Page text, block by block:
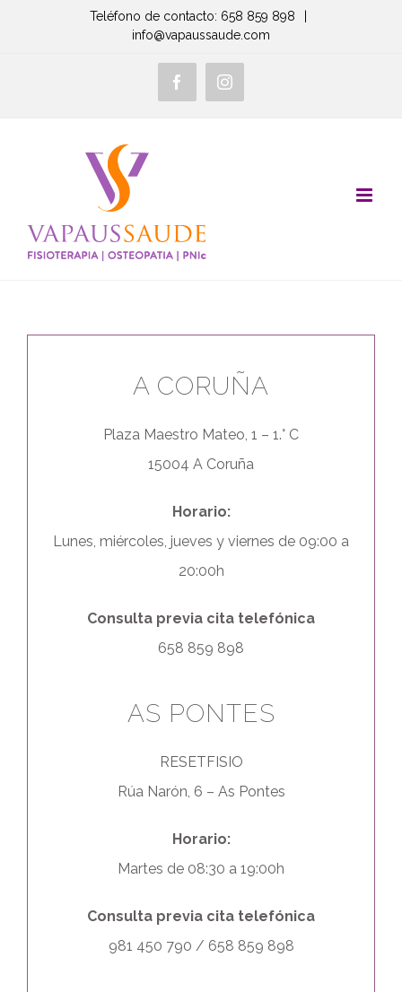
Teléfono de contacto: 658 859 898
info@vapaussaude.com
FacebookInstagram
A CORUÑA
Plaza Maestro Mateo, 1 – 1.° C
15004 A Coruña
Horario:
Lunes, miércoles, jueves y viernes de 09:00 a
20:00h
Consulta previa cita telefónica
658 859 898
AS PONTES
RESETFISIO
Rúa Narón, 6 – As Pontes
Horario:
Martes de 08:30 a 19:00h
Consulta previa cita telefónica
981 450 790 / 658 859 898